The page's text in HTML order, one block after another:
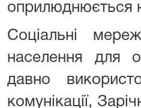
оприлюднюється
Соціальні
населення для
давно
комунікації,